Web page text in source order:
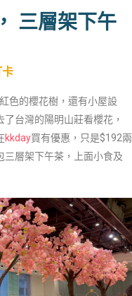
三層架下午
色的櫻花樹，還有小屋設
台灣的陽明山莊看櫻花，
kkday買有優惠，只是$192兩
層架下午茶，上面小食及